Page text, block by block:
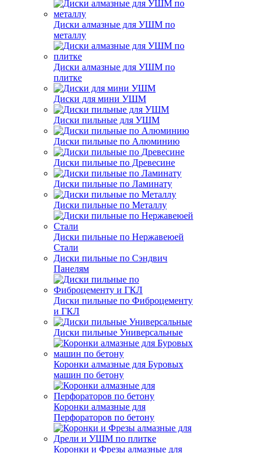
Диски алмазные для УШМ по
металлу
Диски алмазные для УШМ по
плитке
Диски для мини УШМ
Диски пильные для УШМ
Диски пильные по Алюминию
Диски пильные по Древесине
Диски пильные по Ламинату
Диски пильные по Металлу
Диски пильные по Нержавеюей
Стали
Диски пильные по Сэндвич
Панелям
Диски пильные по Фиброцементу
и ГКЛ
Диски пильные Универсальные
Коронки алмазные для Буровых
машин по бетону
Коронки алмазные для
Перфораторов по бетону
Коронки и Фрезы алмазные для